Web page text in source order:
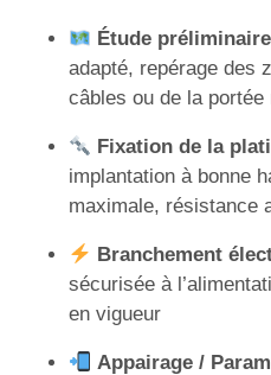
Étude
adapté, repérage des
câbles ou de la portée
Fixation de la
implantation à bonne
maximale, résistance
Branchement
sécurisée à
en vigueur
Appairage /